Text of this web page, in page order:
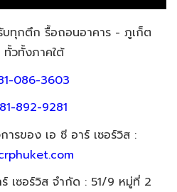
บทุกตึก รื้อถอนอาคาร - ภูเก็ต
วทั้งภาคใต้
086-3603
892-9281
ารของ เอ ซี อาร์ เซอร์วิส :
เซอร์วิส จำกัด : 51/9 หมู่ที่ 2